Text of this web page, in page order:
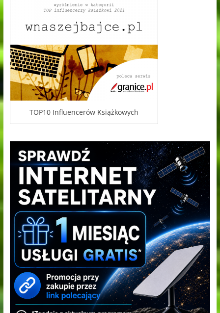
TOP10 Influencerów Książkowych